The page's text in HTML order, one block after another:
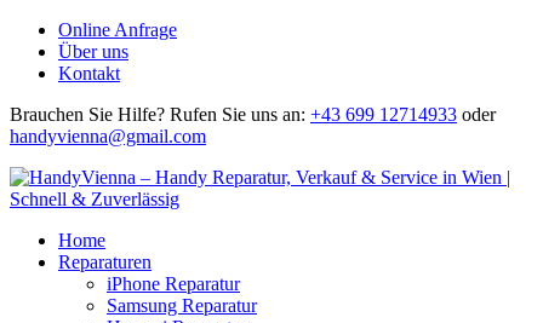
Online Anfrage
Über uns
Kontakt
Brauchen Sie Hilfe? Rufen Sie uns an: +43 699 12714933 oder
handyvienna@gmail.com
Home
Reparaturen
iPhone Reparatur
Samsung Reparatur